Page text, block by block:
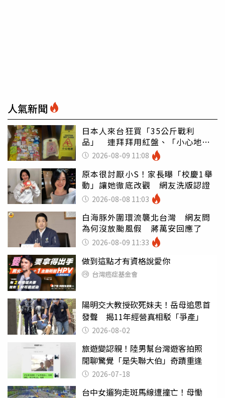
人氣新聞
日本人來台狂買「35公斤戰利
品」 連拜拜用紅盤、「小心地
滑」告示牌也帶回家
2026-08-09 11:08
原本很討厭小S！家長曝「校慶1舉
動」讓她徹底改觀 網友洗版認證
2026-08-08 11:03
白海豚外圍環流襲北台灣 網友問
為何沒放颱風假 蔣萬安回應了
2026-08-09 11:33
做到這點才有資格說愛你
台灣癌症基金會
陽明交大教授砍死妹夫！岳母追思首
發聲 揭11年經營真相駁「爭產」
2026-08-02
旅遊變認親！陸男幫台灣遊客拍照
閒聊驚覺「是失聯大伯」奇蹟重逢
2026-07-18
台中女遛狗走斑馬線遭撞亡！母慟